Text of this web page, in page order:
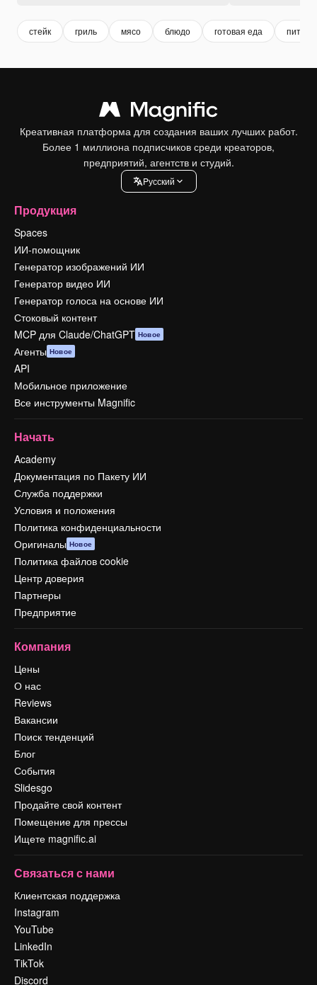
стейк гриль мясо блюдо готовая еда
Креативная платформа для создания ваших лучших работ.
Более 1 миллиона подписчиков среди креаторов,
предприятий, агентств и студий.
Pусский
Продукция
Spaces
ИИ-помощник
Генератор изображений ИИ
Генератор видео ИИ
Генератор голоса на основе ИИ
Стоковый контент
MCP для Claude/ChatGPT Новое
Агенты Новое
API
Мобильное приложение
Все инструменты Magnific
Начать
Academy
Документация по Пакету ИИ
Служба поддержки
Условия и положения
Политика конфиденциальности
Оригиналы Новое
Политика файлов cookie
Центр доверия
Партнеры
Предприятие
Компания
Цены
О нас
Reviews
Вакансии
Поиск тенденций
Блог
События
Slidesgo
Продайте свой контент
Помещение для прессы
Ищете magnific.ai
Связаться с нами
Клиентская поддержка
Instagram
YouTube
LinkedIn
TikTok
Discord